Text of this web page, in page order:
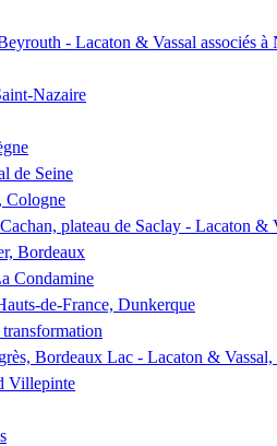
- Lacaton & Vassal associés
Nazaire
de Seine
Cologne
plateau de Saclay - Lacaton &
Bordeaux
Condamine
de-France, Dunkerque
Bordeaux Lac - Lacaton &
Villepinte